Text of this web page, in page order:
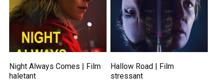
Night Always Comes | Film
haletant
Hallow Road | Film
stressant